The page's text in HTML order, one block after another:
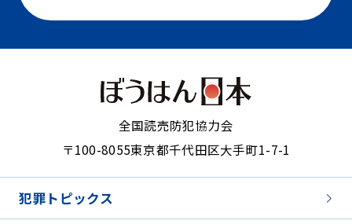
全国読売防犯協力会
〒100-8055東京都千代田区大手町1-7-1
犯罪トピックス